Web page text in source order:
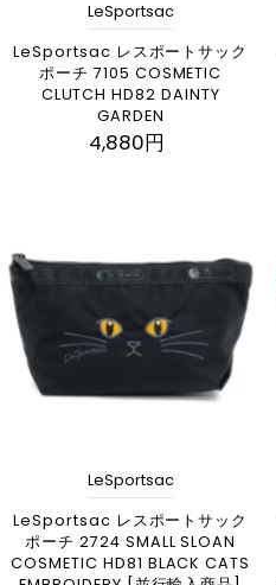
LeSportsac
LeSportsac レスポートサック
ポーチ 7105 COSMETIC
CLUTCH HD82 DAINTY
GARDEN
4,880円
LeSportsac
LeSportsac レスポートサック
ポーチ 2724 SMALL SLOAN
COSMETIC HD81 BLACK CATS